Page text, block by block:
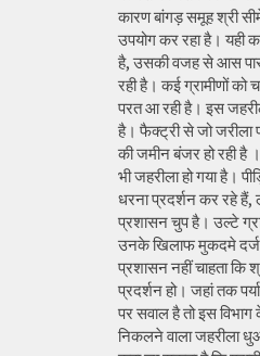
कारण बांगड़ समूह श्री
उपयोग कर रहा है। यही
है, उसकी वजह से आस
रही है। कई ग्रामीणों को
परत आ रही है। इस
है। फैक्ट्री से जो जरीला
की जमीन बंजर हो रही
भी जहरीला हो गया है।
धरना प्रदर्शन कर रहे हैं,
प्रशासन चुप है। उल्टे
उनके खिलाफ मुकदमे
प्रशासन नहीं चाहता कि
प्रदर्शन हो। जहां तक
पर सवाल है तो इस
निकलने वाला जहरीला